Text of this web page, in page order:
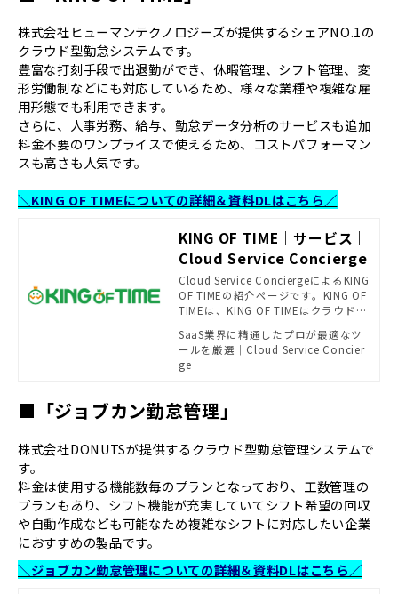
株式会社ヒューマンテクノロジーズが提供するシェアNO.1の
クラウド型勤怠システムです。
豊富な打刻手段で出退勤ができ、休暇管理、シフト管理、変
形労働制などにも対応しているため、様々な業種や複雑な雇
用形態でも利用できます。
さらに、人事労務、給与、勤怠データ分析のサービスも追加
料金不要のワンプライスで使えるため、コストパフォーマン
スも高さも人気です。
＼KING OF TIMEについての詳細＆資料DLはこちら／
KING OF TIME｜サービス｜
Cloud Service Concierge
Cloud Service ConciergeによるKING
OF TIMEの紹介ページです。KING OF
TIMEは、KING OF TIMEはクラウド上
ムです。申請承認もオンライン完結、
従業員の打刻データも全てリアルタ
イム集計なので「作業効率」と「コ
SaaS業界に精通したプロが最適なツ
ールを厳選｜Cloud Service Concier
ge
■「ジョブカン勤怠管理」
株式会社DONUTSが提供するクラウド型勤怠管理システムで
す。
料金は使用する機能数毎のプランとなっており、工数管理の
プランもあり、シフト機能が充実していてシフト希望の回収
や自動作成なども可能なため複雑なシフトに対応したい企業
におすすめの製品です。
＼ジョブカン勤怠管理についての詳細＆資料DLはこちら／